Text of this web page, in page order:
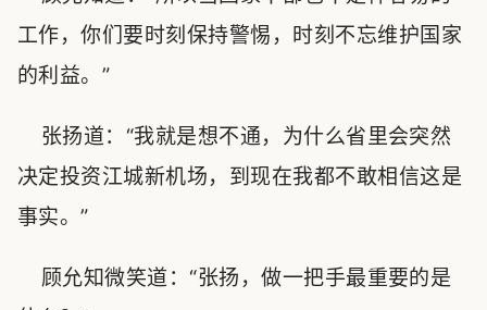
工作，你们要时刻保持警惕，时刻不忘维护国家
的利益。”
张扬道：“我就是想不通，为什么省里会突然
决定投资江城新机场，到现在我都不敢相信这是
事实。”
顾允知微笑道：“张扬，做一把手最重要的是